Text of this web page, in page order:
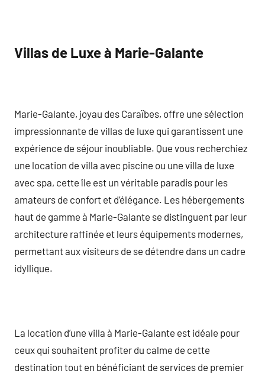
Villas de Luxe à Marie-Galante
Marie-Galante, joyau des Caraïbes, offre une sélection
impressionnante de villas de luxe qui garantissent une
expérience de séjour inoubliable. Que vous recherchiez
une location de villa avec piscine ou une villa de luxe
avec spa, cette île est un véritable paradis pour les
amateurs de confort et d’élégance. Les hébergements
haut de gamme à Marie-Galante se distinguent par leur
architecture raffinée et leurs équipements modernes,
permettant aux visiteurs de se détendre dans un cadre
idyllique.
La location d’une villa à Marie-Galante est idéale pour
ceux qui souhaitent profiter du calme de cette
destination tout en bénéficiant de services de premier